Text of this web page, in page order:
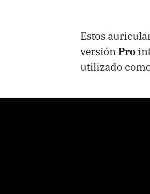
Estos
versiónPro
utilizado